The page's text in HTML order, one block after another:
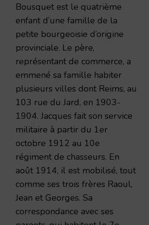
Bousquet est le quatrième
enfant d’une famille de la
petite bourgeoisie d’origine
provinciale. Le père,
représentant de commerce, a
emmené sa famille habiter
plusieurs villes dont Reims, au
103 rue du Jard, en 1903-
1904. Jacques fait son service
militaire à partir du 1er
octobre 1912 au 10e
régiment de chasseurs. En
août 1914, il est mobilisé, tout
comme ses trois frères Raoul,
Jean et Georges. Sa
correspondance avec ses